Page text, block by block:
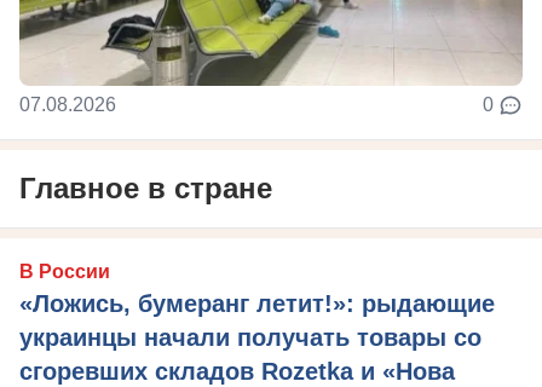
07.08.2026 0
Главное в стране
В России
«Ложись, бумеранг летит!»: рыдающие
украинцы начали получать товары со
сгоревших складов Rozetka и «Нова